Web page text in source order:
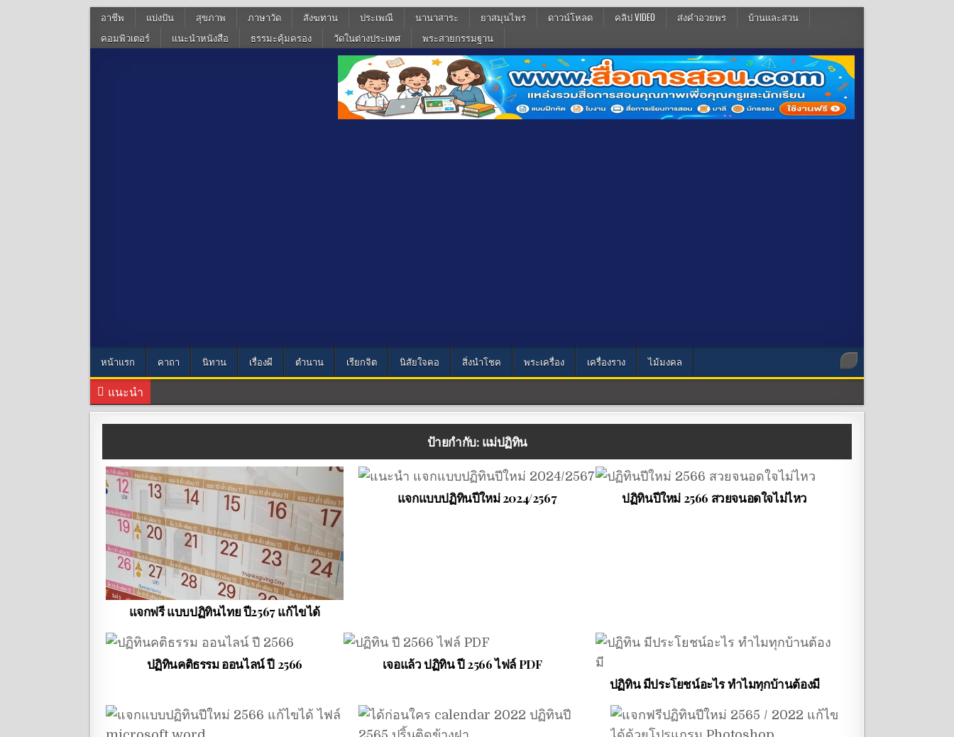
อาชีพ แบ่งปัน สุขภาพ ภาษาวัด สังฆทาน ประเพณี นานาสาระ ยาสมุนไพร ดาวน์โหลด คลิป VIDEO ส่งคำอวยพร
บ้านและสวน
คอมพิวเตอร์
แนะนำหนังสือ ธรรมะคุ้มครอง วัดในต่างประเทศ พระสายกรรมฐาน
หน้าแรก คาถา นิทาน เรื่องผี ตำนาน เรียกจิต นิสัยใจคอ สิ่งนำโชค พระเครื่อง เครื่องราง ไม้มงคล
แนะนำ
ป้ายกำกับ: แม่ปฏิทิน
แจกฟรี แบบปฏิทินไทย ปี2567 แก้ไขได้
แจกแบบปฏิทินปีใหม่ 2024/2567 ปฏิทินปีใหม่ 2566 สวยจนอดใจไม่ไหว
ปฏิทินคติธรรม ออนไลน์ ปี 2566
เจอแล้ว ปฏิทิน ปี 2566 ไฟล์ PDF
ปฏิทิน มีประโยชน์อะไร ทำไมทุกบ้านต้องมี